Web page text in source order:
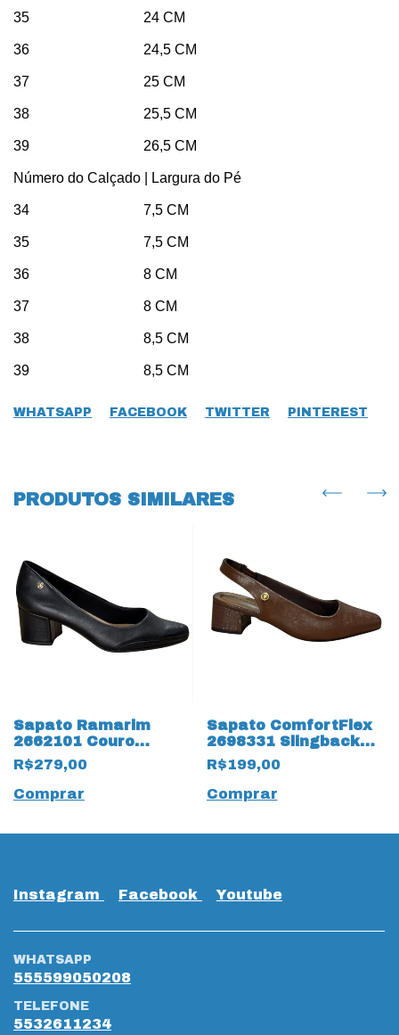
35 24 CM
36 24,5 CM
37 25 CM
38 25,5 CM
39 26,5 CM
Número do Calçado | Largura do Pé
34 7,5 CM
35 7,5 CM
36 8 CM
37 8 CM
38 8,5 CM
39 8,5 CM
WHATSAPP FACEBOOK TWITTER PINTEREST
PRODUTOS SIMILARES
Sapato Ramarim
2662101 Couro
Natural 19550 Preto
R$279,00
Comprar
Sapato ComfortFlex
2698331 Slingback
19468 Capuccino
R$199,00
Comprar
Instagram Facebook Youtube
WHATSAPP
555599050208
TELEFONE
5532611234